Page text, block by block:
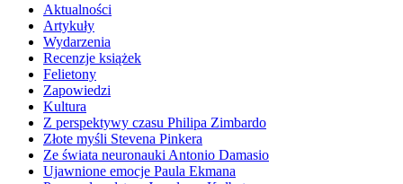
Aktualności
Artykuły
Wydarzenia
Recenzje książek
Felietony
Zapowiedzi
Kultura
Z perspektywy czasu Philipa Zimbardo
Złote myśli Stevena Pinkera
Ze świata neuronauki Antonio Damasio
Ujawnione emocje Paula Ekmana